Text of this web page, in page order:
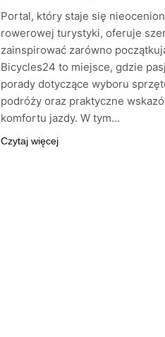
Portal, który staje się
rowerowej turystyki, oferuje
zainspirować zarówno
Bicycles24 to miejsce, gdzie
porady dotyczące wyboru
podróży oraz praktyczne
komfortu jazdy. W tym…
Czytaj więcej